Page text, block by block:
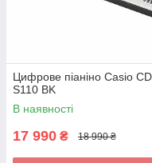
Цифрове піаніно Casio
S110 BK
В наявності
17 990 ₴ 18 990 ₴